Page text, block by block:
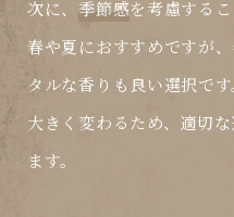
次に、季節感を考慮するこ
春や夏におすすめですが
タルな香りも良い選択で
大きく変わるため、適切
ます。